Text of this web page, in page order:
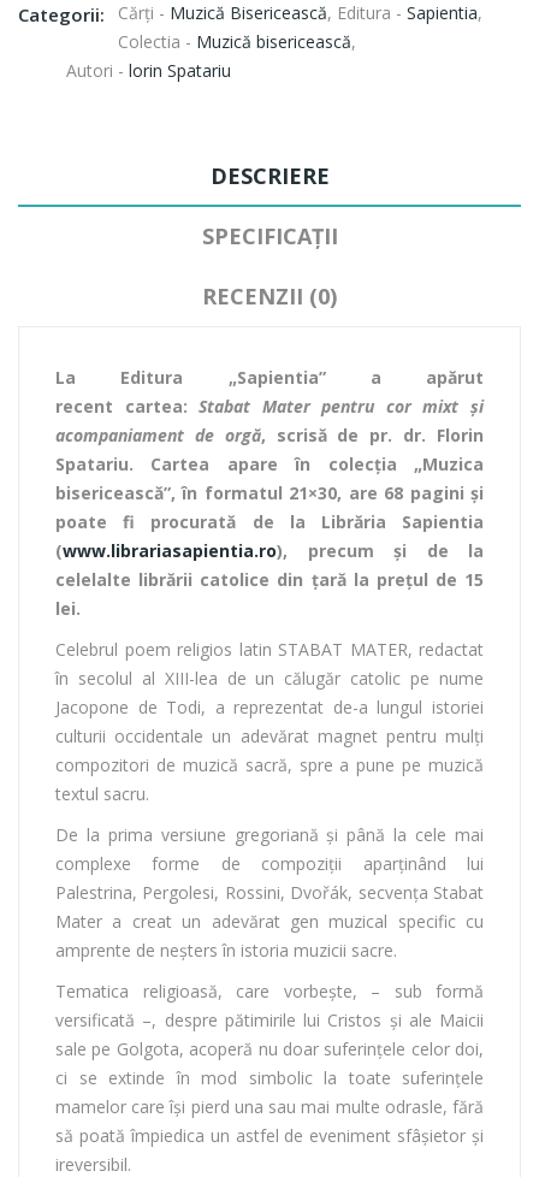
Categorii: Cărți - Muzică Bisericească, Editura - Sapientia,
Colectia - Muzică bisericească,
Autori - lorin Spatariu
DESCRIERE
SPECIFICAȚII
RECENZII (0)
La Editura „Sapientia” a apărut
recent cartea:Stabat Mater pentru cor mixt şi
acompaniament de orgă, scrisă de pr. dr. Florin
Spatariu. Cartea apare în colecția „Muzica
bisericească”, în formatul 21×30, are 68 pagini şi
poate fi procurată de la Librăria Sapientia
(www.librariasapientia.ro), precum şi de la
celelalte librării catolice din țară la prețul de 15
lei.
Celebrul poem religios latin STABAT MATER, redactat
în secolul al XIII-lea de un călugăr catolic pe nume
Jacopone de Todi, a reprezentat de-a lungul istoriei
culturii occidentale un adevărat magnet pentru mulți
compozitori de muzică sacră, spre a pune pe muzică
textul sacru.
De la prima versiune gregoriană și până la cele mai
complexe forme de compoziții aparținând lui
Palestrina, Pergolesi, Rossini, Dvořák, secvența Stabat
Mater a creat un adevărat gen muzical specific cu
amprente de neșters în istoria muzicii sacre.
Tematica religioasă, care vorbește, – sub formă
versificată –, despre pătimirile lui Cristos și ale Maicii
sale pe Golgota, acoperă nu doar suferințele celor doi,
ci se extinde în mod simbolic la toate suferințele
mamelor care își pierd una sau mai multe odrasle, fără
să poată împiedica un astfel de eveniment sfâșietor și
ireversibil.